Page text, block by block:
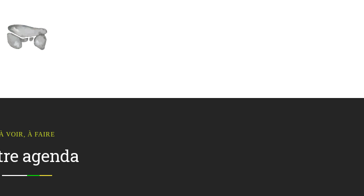
À VOIR, À FAIRE
agenda